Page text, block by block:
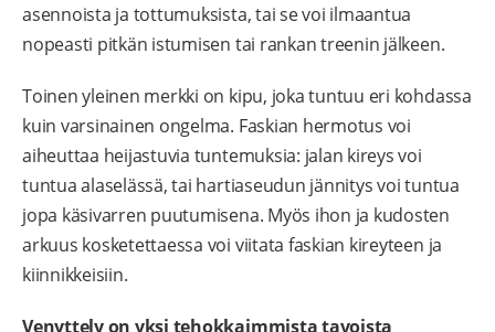
asennoista ja tottumuksista, tai se voi ilmaantua
nopeasti pitkän istumisen tai rankan treenin jälkeen.
Toinen yleinen merkki on kipu, joka tuntuu eri kohdassa
kuin varsinainen ongelma. Faskian hermotus voi
aiheuttaa heijastuvia tuntemuksia: jalan kireys voi
tuntua alaselässä, tai hartiaseudun jännitys voi tuntua
jopa käsivarren puutumisena. Myös ihon ja kudosten
arkuus kosketettaessa voi viitata faskian kireyteen ja
kiinnikkeisiin.
Venyttely on yksi tehokkaimmista tavoista